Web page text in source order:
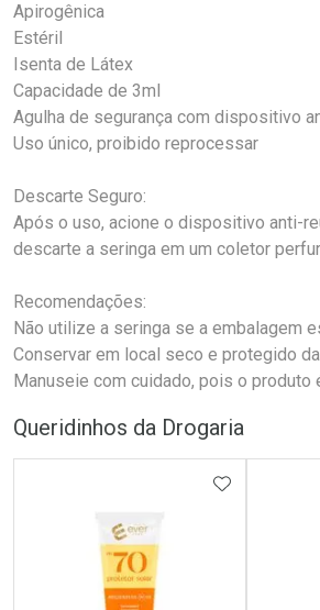
Apirogênica
Estéril
Isenta de Látex
Capacidade de 3ml
Agulha de segurança com dispositivo
Uso único, proibido reprocessar
Descarte Seguro:
Após o uso, acione o dispositivo anti-
descarte a seringa em um coletor
Recomendações:
Não utilize a seringa se a embalagem
Conservar em local seco e protegido
Manuseie com cuidado, pois o produto
Queridinhos da Drogaria
ADICIONAR